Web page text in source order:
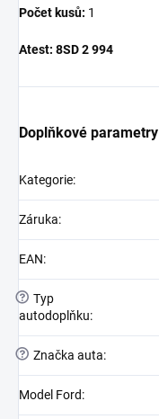
Počet kusů: 1
Atest: 8SD 2 994
Doplňkové parametry
Kategorie:
Záruka:
EAN:
? Typ
autodoplňku:
? Značka auta:
Model Ford: